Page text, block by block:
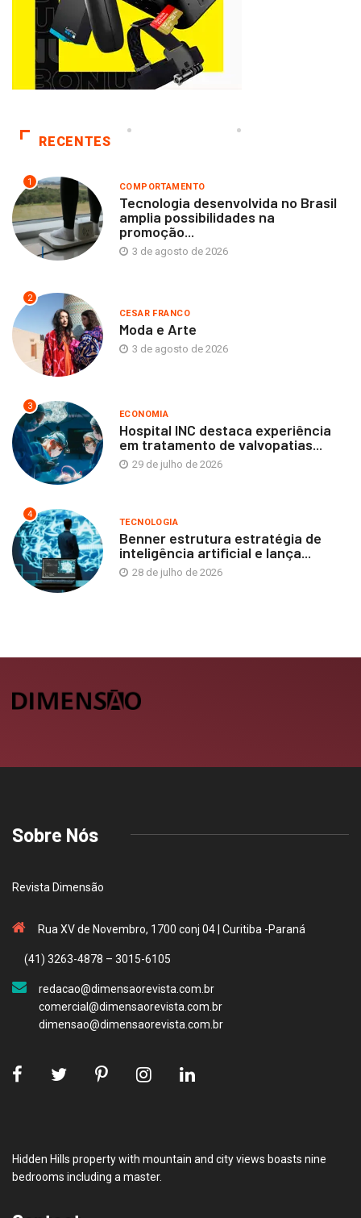
RECENTES
1 COMPORTAMENTO
Tecnologia desenvolvida no Brasil
amplia possibilidades na
promoção...
3 de agosto de 2026
2
CESAR FRANCO
Moda e Arte
3 de agosto de 2026
3
ECONOMIA
Hospital INC destaca experiência
em tratamento de valvopatias...
29 de julho de 2026
4
TECNOLOGIA
Benner estrutura estratégia de
inteligência artificial e lança...
28 de julho de 2026
Sobre Nós
Revista Dimensão
Rua XV de Novembro, 1700 conj 04 | Curitiba -Paraná
(41) 3263-4878 – 3015-6105
redacao@dimensaorevista.com.br
comercial@dimensaorevista.com.br
dimensao@dimensaorevista.com.br
Hidden Hills property with mountain and city views boasts nine
bedrooms including a master.